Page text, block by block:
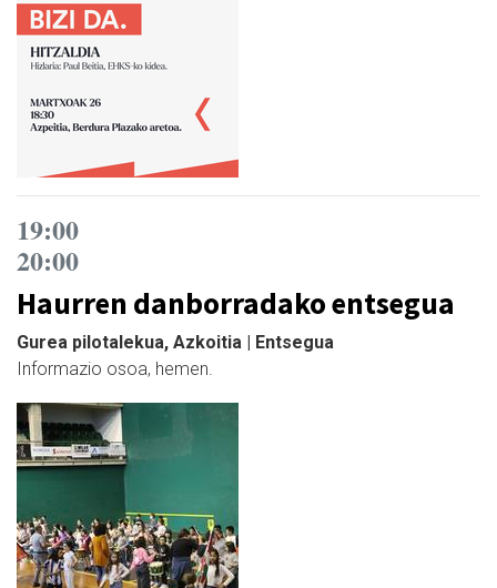
19:00
20:00
Haurren danborradako entsegua
Gurea pilotalekua, Azkoitia | Entsegua
Informazio osoa, hemen.